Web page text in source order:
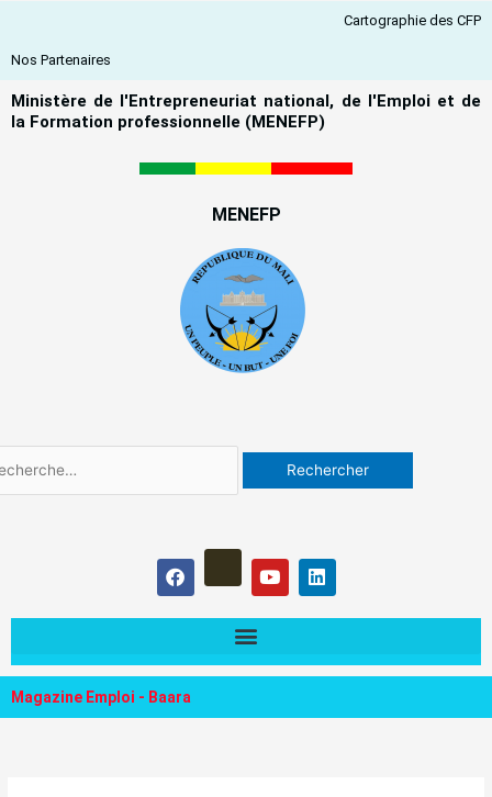
contenu
Cartographie des CFP
Nos Partenaires
Ministère de l'Entrepreneuriat national, de l'Emploi et de
la Formation professionnelle (MENEFP)
MENEFP
:
F
a
c
e
o
Y
o
u
t
e
L
i
n
k
i
Magazine Emploi - Baara